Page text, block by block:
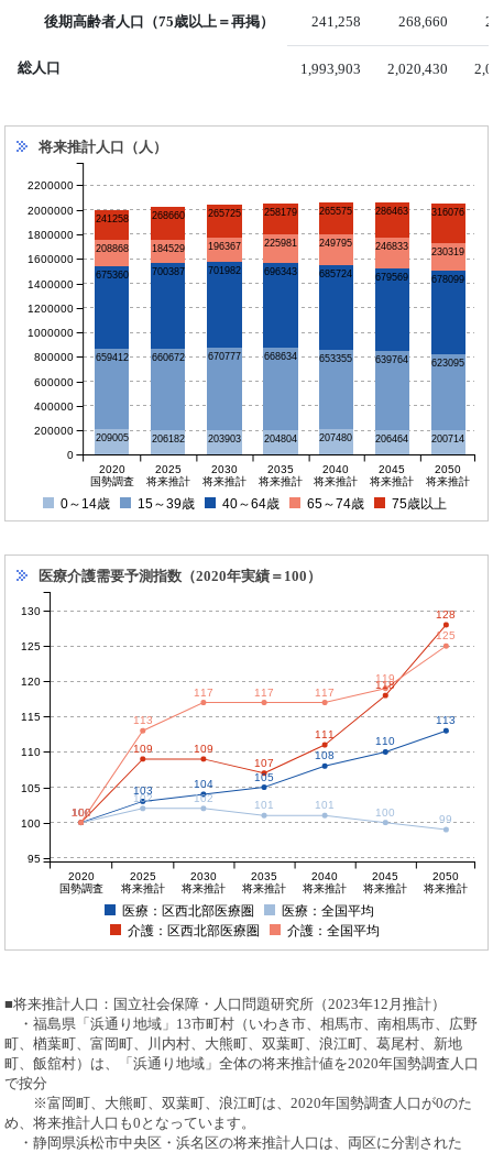
後期高齢者人口（75歳以上＝再掲） 241,258 268,660
総人口 1,993,903 2,020,430
将来推計人口（人）
209005 206182 203903 204804 207480 206464 200714
659412 660672 670777 668634 653355 639764 623095
675360 700387 701982 696343 685724 679569 678099
208868 184529 196367 225981 249795 246833 230319
241258 268660 265725 258179 265575 286463 316076
2020
国勢調査
2025
将来推計
2030
将来推計
2035
将来推計
2040
将来推計
2045
将来推計
2050
将来推計
0
200000
400000
600000
800000
1000000
1200000
1400000
1600000
1800000
2000000
2200000
0～14歳 15～39歳 40～64歳 65～74歳 75歳以上
医療介護需要予測指数（2020年実績＝100）
100
103
104
105
108
110
113
100
102 102
101 101
100
99
100
109
109
107
111
118
128
100
113
117 117 117
119
125
2020
国勢調査
2025
将来推計
2030
将来推計
2035
将来推計
2040
将来推計
2045
将来推計
2050
将来推計
100
105
110
115
120
125
130
95
医療：区西北部医療圏
医療：全国平均
介護：区西北部医療圏
介護：全国平均
■将来推計人口：国立社会保障・人口問題研究所（2023年12月推計）
・福島県「浜通り地域」13市町村（いわき市、相馬市、南相馬市、広野
町、楢葉町、富岡町、川内村、大熊町、双葉町、浪江町、葛尾村、新地
町、飯舘村）は、「浜通り地域」全体の将来推計値を2020年国勢調査人口
で按分
※富岡町、大熊町、双葉町、浪江町は、2020年国勢調査人口が0のた
め、将来推計人口も0となっています。
・静岡県浜松市中央区・浜名区の将来推計人口は、両区に分割された